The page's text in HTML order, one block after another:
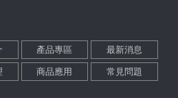
產品專區 最新消息
商品應用
常見問題